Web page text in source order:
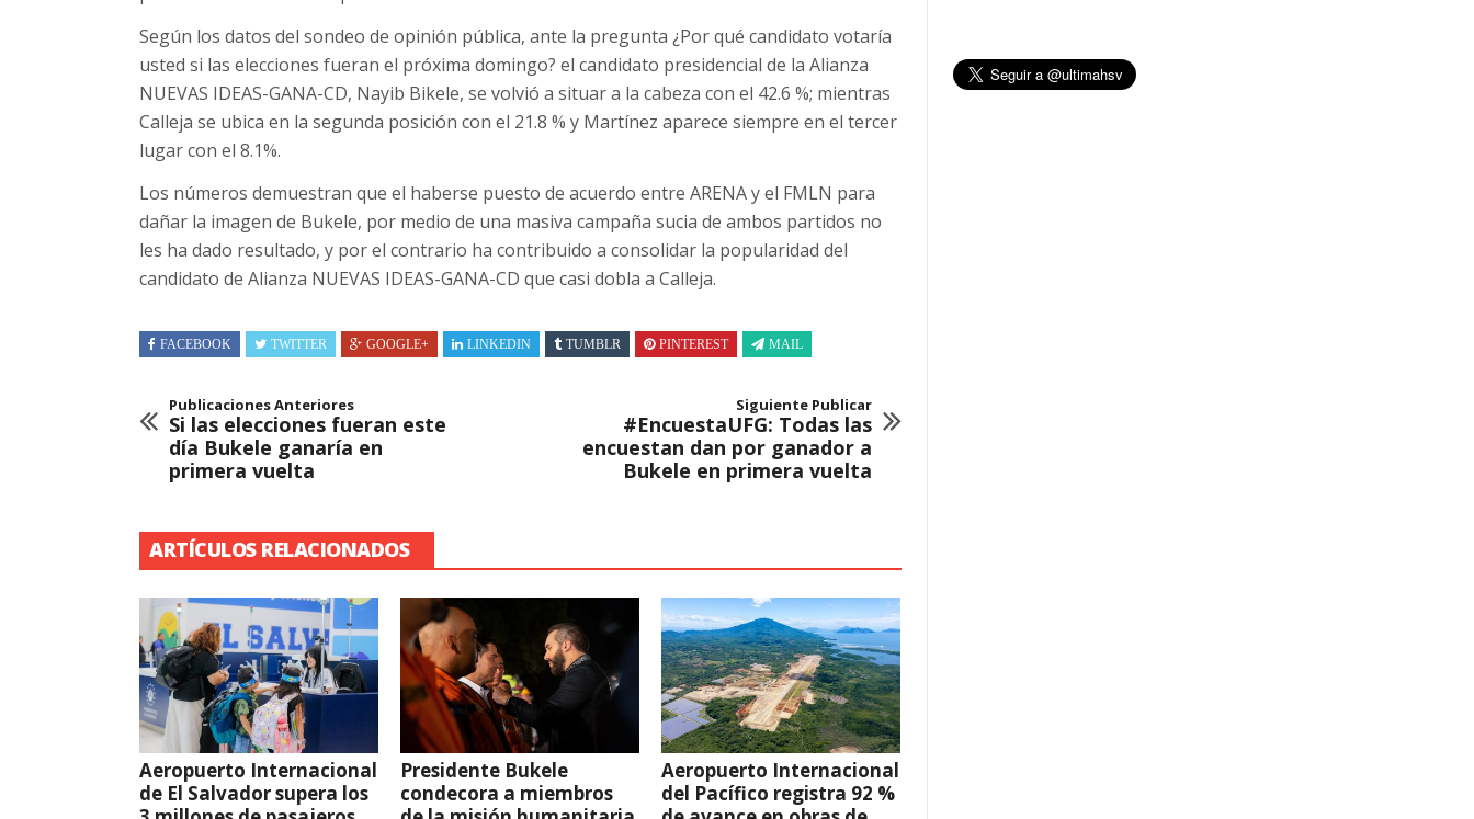
Según los datos del sondeo de opinión pública, ante la pregunta ¿Por qué candidato votaría
usted si las elecciones fueran el próxima domingo? el candidato presidencial de la Alianza
NUEVAS IDEAS-GANA-CD, Nayib Bikele, se volvió a situar a la cabeza con el 42.6 %; mientras
Calleja se ubica en la segunda posición con el 21.8 % y Martínez aparece siempre en el tercer
lugar con el 8.1%.
Los números demuestran que el haberse puesto de acuerdo entre ARENA y el FMLN para
dañar la imagen de Bukele, por medio de una masiva campaña sucia de ambos partidos no
les ha dado resultado, y por el contrario ha contribuido a consolidar la popularidad del
candidato de Alianza NUEVAS IDEAS-GANA-CD que casi dobla a Calleja.
FACEBOOK TWITTER GOOGLE+ LINKEDIN TUMBLR PINTEREST MAIL
Publicaciones Anteriores
Si las elecciones fueran este
día Bukele ganaría en
primera vuelta
Siguiente Publicar
#EncuestaUFG: Todas las
encuestan dan por ganador a
Bukele en primera vuelta
ARTÍCULOS RELACIONADOS
Aeropuerto Internacional
de El Salvador supera los
Presidente Bukele
condecora a miembros
Aeropuerto Internacional
del Pacífico registra 92 %